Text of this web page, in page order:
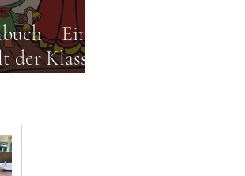
– Eine
der Klassik